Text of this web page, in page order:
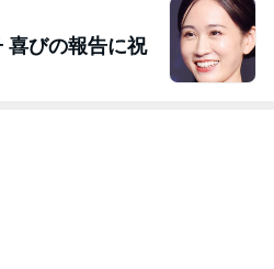
喜びの報告に祝